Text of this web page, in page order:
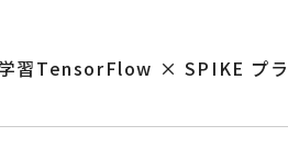
学習TensorFlow × SPIKE プ